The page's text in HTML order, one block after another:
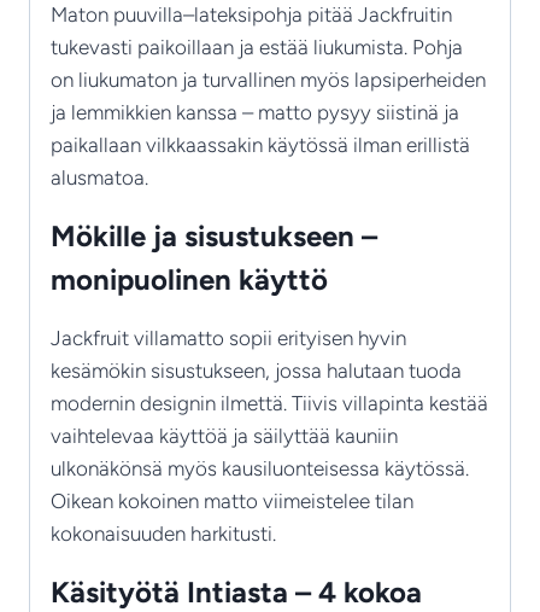
Maton puuvilla–lateksipohja pitää Jackfruitin
tukevasti paikoillaan ja estää liukumista. Pohja
on liukumaton ja turvallinen myös lapsiperheiden
ja lemmikkien kanssa – matto pysyy siistinä ja
paikallaan vilkkaassakin käytössä ilman erillistä
alusmatoa.
Mökille ja sisustukseen –
monipuolinen käyttö
Jackfruit villamatto sopii erityisen hyvin
kesämökin sisustukseen, jossa halutaan tuoda
modernin designin ilmettä. Tiivis villapinta kestää
vaihtelevaa käyttöä ja säilyttää kauniin
ulkonäkönsä myös kausiluonteisessa käytössä.
Oikean kokoinen matto viimeistelee tilan
kokonaisuuden harkitusti.
Käsityötä Intiasta – 4 kokoa